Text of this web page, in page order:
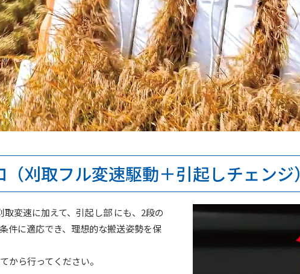
刈取フル変速駆動＋引起しチェンジ）
変速に加えて、引起し部 にも、2段の
件に適応でき、理想的な搬送姿勢を保
から行ってください。